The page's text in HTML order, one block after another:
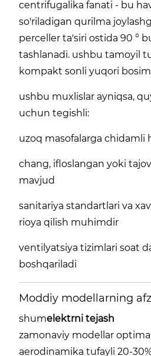
centrifugalika fanati - bu
so'riladigan qurilma
perceller ta'siri ostida 90 °
tashlanadi. ushbu tamoyil
kompakt sonli yuqori
ushbu muxlislar ayniqsa,
uchun tegishli:
uzoq masofalarga chidamli
chang, ifloslangan yoki
mavjud
sanitariya standartlari va
rioya qilish muhimdir
ventilyatsiya tizimlari soat
boshqariladi
Moddiy modellarning
shumelektrni tejash
zamonaviy modellar
aerodinamika tufayli 20-